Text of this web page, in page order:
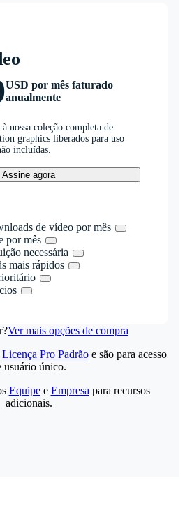
USD por mês faturado
anualmente
nossa coleção completa de
graphics liberados para uso
incluídas.
Assine agora
de vídeo por mês
por mês
necessária
mais rápidos
Ver mais opções de compra
Licença Pro Padrão e são para acesso
usuário único.
Equipee Empresa para recursos
adicionais.